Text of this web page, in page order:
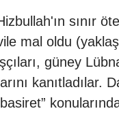
sınır
mal oldu
güney